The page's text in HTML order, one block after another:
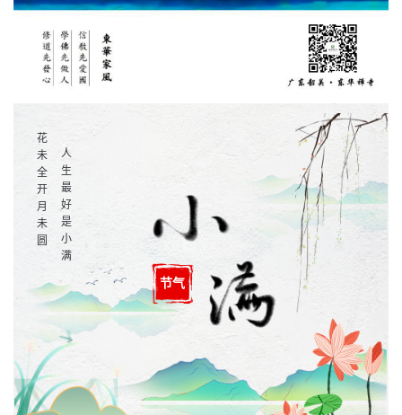
节气
花
未
全
开
月
未
圆
人
生
最
好
是
小
满